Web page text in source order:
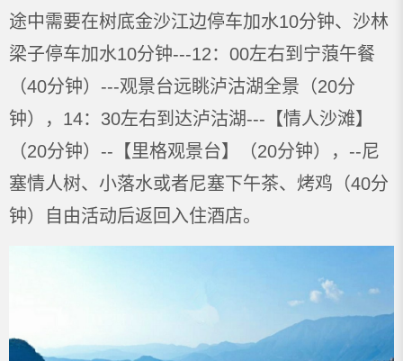
途中需要在树底金沙江边停车加水10分钟、沙林
梁子停车加水10分钟---12：00左右到宁蒗午餐
（40分钟）---观景台远眺泸沽湖全景（20分
钟），14：30左右到达泸沽湖---【情人沙滩】
（20分钟）--【里格观景台】（20分钟），--尼
塞情人树、小落水或者尼塞下午茶、烤鸡（40分
钟）自由活动后返回入住酒店。